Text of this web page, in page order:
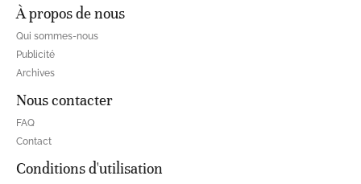
À propos de nous
Qui sommes-nous
Publicité
Archives
Nous contacter
FAQ
Contact
Conditions d'utilisation